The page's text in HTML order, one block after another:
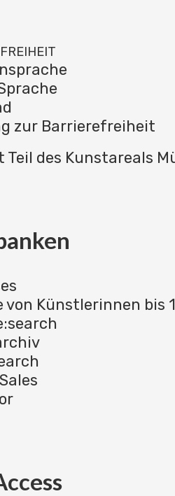
zur Barrierefreiheit
Teil des Kunstareals
von Künstlerinnen bis